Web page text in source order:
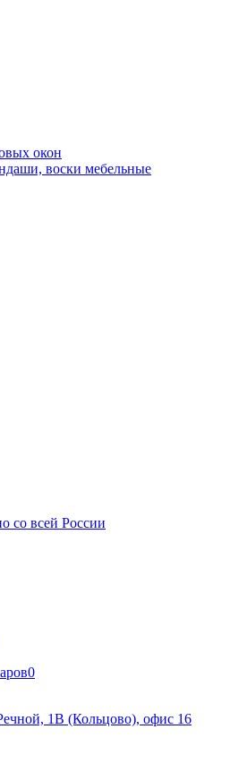
окон
воски мебельные
со всей России
0
1В (Кольцово), офис 16